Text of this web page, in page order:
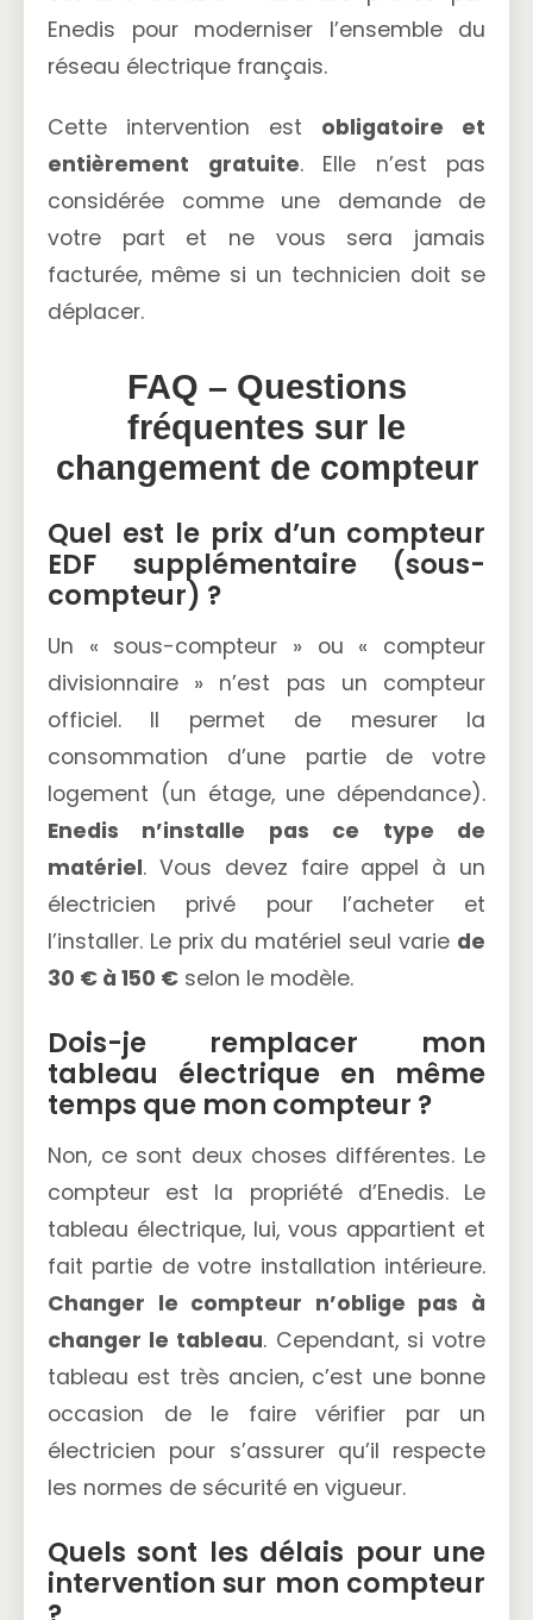
Enedis pour moderniser l’ensemble du
réseau électrique français.
Cette intervention est obligatoire et
entièrement gratuite. Elle n’est pas
considérée comme une demande de
votre part et ne vous sera jamais
facturée, même si un technicien doit se
déplacer.
FAQ – Questions
fréquentes sur le
changement de compteur
Quel est le prix d’un compteur
EDF supplémentaire (sous-
compteur) ?
Un « sous-compteur » ou « compteur
divisionnaire » n’est pas un compteur
officiel. Il permet de mesurer la
consommation d’une partie de votre
logement (un étage, une dépendance).
Enedis n’installe pas ce type de
matériel. Vous devez faire appel à un
électricien privé pour l’acheter et
l’installer. Le prix du matériel seul varie de
30 € à 150 € selon le modèle.
Dois-je remplacer mon
tableau électrique en même
temps que mon compteur ?
Non, ce sont deux choses différentes. Le
compteur est la propriété d’Enedis. Le
tableau électrique, lui, vous appartient et
fait partie de votre installation intérieure.
Changer le compteur n’oblige pas à
changer le tableau. Cependant, si votre
tableau est très ancien, c’est une bonne
occasion de le faire vérifier par un
électricien pour s’assurer qu’il respecte
les normes de sécurité en vigueur.
Quels sont les délais pour une
intervention sur mon compteur